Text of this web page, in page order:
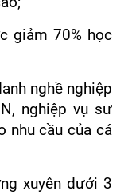
giảm 70% học
nghề nghiệp
nghiệp vụ sư
nhu cầu của cá
xuyên dưới 3